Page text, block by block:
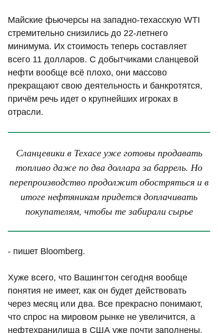
Майские фьючерсы на западно-техасскую WTI
стремительно снизились до 22-летнего
минимума. Их стоимость теперь составляет
всего 11 долларов. С добытчиками сланцевой
нефти вообще всё плохо, они массово
прекращают свою деятельность и банкротятся,
причём речь идет о крупнейших игроках в
отрасли.
Сланцевики в Техасе уже готовы продавать
топливо даже по два доллара за баррель. Но
перепроизводство продолжит обостряться и в
итоге нефтяникам придется доплачивать
покупателям, чтобы те забирали сырье
- пишет Bloomberg.
Хуже всего, что Вашингтон сегодня вообще
понятия не имеет, как он будет действовать
через месяц или два. Все прекрасно понимают,
что спрос на мировом рынке не увеличится, а
нефтехранилища в США уже почти заполнены.